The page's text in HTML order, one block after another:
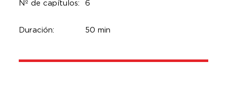
Nº de capítulos: 6
Duración: 50 min